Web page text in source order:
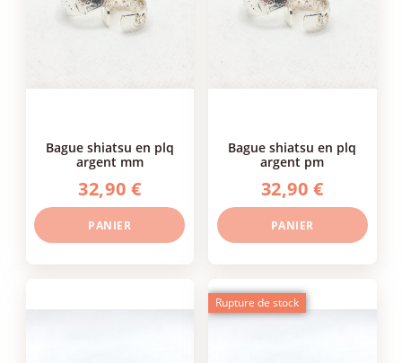
bague shiatsu en plq
argent mm
32,90 €
PANIER
bague shiatsu en plq
argent pm
32,90 €
PANIER
Rupture de stock